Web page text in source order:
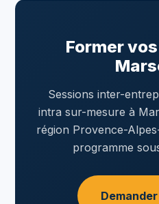
Former
Sessions inter-
intra sur-mesure à
région Provence-
programme